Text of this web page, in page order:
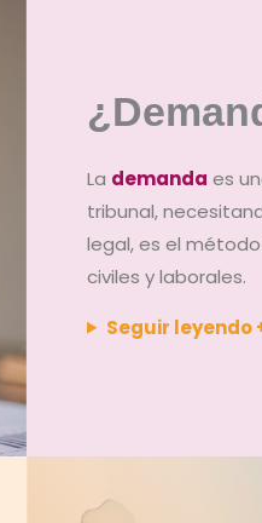
La demanda es
tribunal,
legal, es el
civiles y laborales.
Seguir leyendo